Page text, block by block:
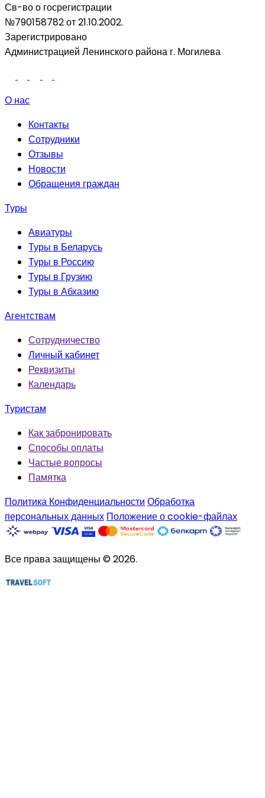
Св-во о госрегистрации
№790158782 от 21.10.2002.
Зарегистрировано
Администрацией Ленинского района г. Могилева
О нас
Контакты
Сотрудники
Отзывы
Новости
Обращения граждан
Туры
Авиатуры
Туры в Беларусь
Туры в Россию
Туры в Грузию
Туры в Абхазию
Агентствам
Сотрудничество
Личный кабинет
Реквизиты
Календарь
Туристам
Как забронировать
Способы оплаты
Частые вопросы
Памятка
Политика Конфиденциальности Обработка
персональных данных Положение о cookie-файлах
Все права защищены © 2026.